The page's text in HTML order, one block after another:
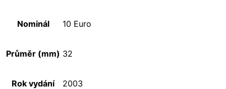
Nominál 10 Euro
Průměr (mm) 32
Rok vydání 2003